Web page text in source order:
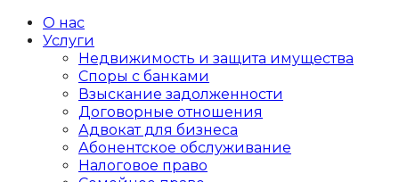
О нас
Услуги
Недвижимость и защита имущества
Споры с банками
Взыскание задолженности
Договорные отношения
Адвокат для бизнеса
Абoнентское обслуживание
Налоговое право